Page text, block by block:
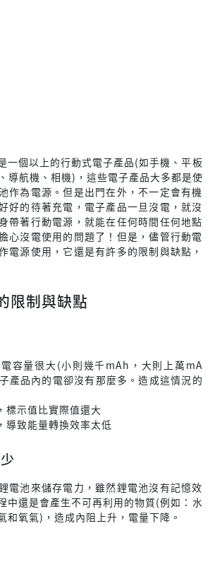
一個以上的行動式電子產品(如手機、平板
導航機、相機)，這些電子產品大多都是使
作為電源。但是出門在外，不一定會有機
好的待著充電，電子產品一旦沒電，就沒
帶著行動電源，就能在任何時間任何地點
心沒電使用的問題了！但是，儘管行動電
電源使用，它還是有許多的限制與缺點，
限制與缺點
容量很大(小則幾千mAh，大則上萬mA
產品內的電卻沒有那麼多。造成這情況的
標示值比實際值還大
導致能量轉換效率太低
電池來儲存電力，雖然鋰電池沒有記憶效
中還是會產生不可再利用的物質(例如：水
和氧氣)，造成內阻上升，電量下降。